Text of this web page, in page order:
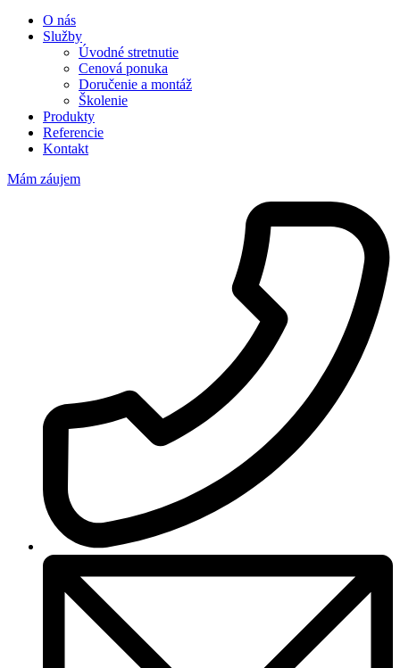
O nás
Služby
Úvodné stretnutie
Cenová ponuka
Doručenie a montáž
Školenie
Produkty
Referencie
Kontakt
Mám záujem